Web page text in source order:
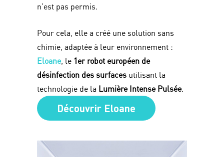
n’est pas permis.
Pour cela, elle a créé une solution sans
chimie, adaptée à leur environnement :
Eloane, le 1er robot européen de
désinfection des surfaces utilisant la
technologie de la Lumière Intense Pulsée.
Découvrir Eloane